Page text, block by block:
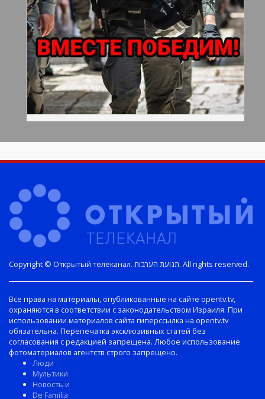
Copyright © Открытый телеканал. תנועת הערבות. All rights reserved.
Все права на материалы, опубликованные на сайте opentv.tv,
охраняются в соответствии с законодательством Израиля. При
использовании материалов сайта гиперссылка на opentv.tv
обязательна. Перепечатка эксклюзивных статей без
согласования с редакцией запрещена. Любое использование
фотоматериалов агентств строго запрещено.
Люди
Мультики
Новость и
De Familia